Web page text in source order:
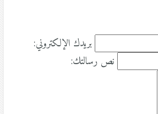
بريدك الإلكتروني:
نص رسالتك: